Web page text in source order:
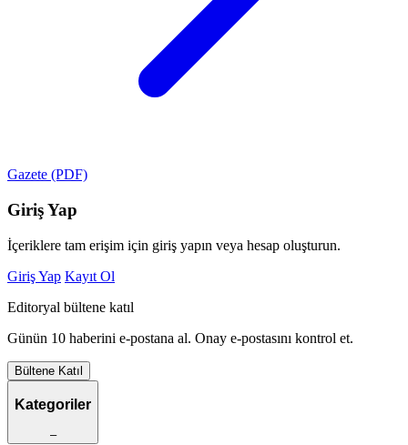
Gazete (PDF)
Giriş Yap
İçeriklere tam erişim için giriş yapın veya hesap oluşturun.
Giriş Yap Kayıt Ol
Editoryal bültene katıl
Günün 10 haberini e-postana al. Onay e-postasını kontrol et.
Bültene Katıl
Kategoriler
–